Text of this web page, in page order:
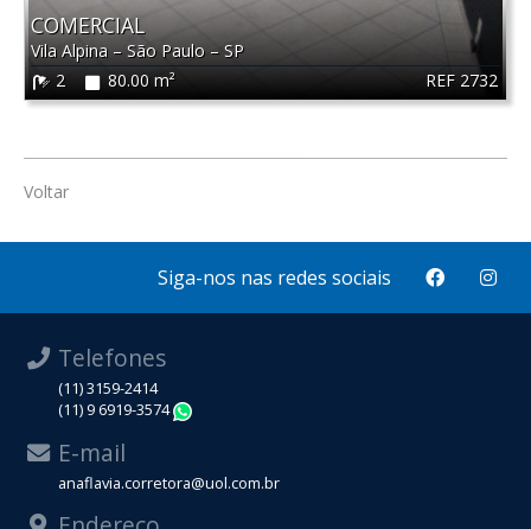
REF 2732
COMERCIAL
Vila Alpina – São Paulo – SP
2
80.00 m²
Voltar
Siga-nos nas redes sociais
Telefones
(11) 3159-2414
(11) 9 6919-3574
E-mail
anaflavia.corretora@uol.com.br